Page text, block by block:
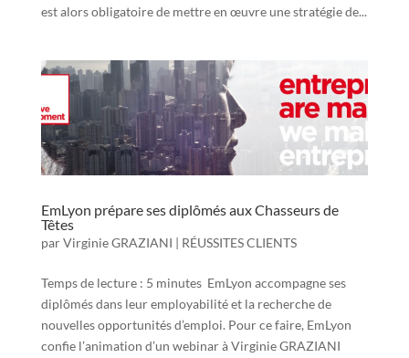
est alors obligatoire de mettre en œuvre une stratégie de...
EmLyon prépare ses diplômés aux Chasseurs de
Têtes
parVirginie GRAZIANI | RÉUSSITES CLIENTS
Temps de lecture : 5 minutes EmLyon accompagne ses
diplômés dans leur employabilité et la recherche de
nouvelles opportunités d’emploi. Pour ce faire, EmLyon
confie l’animation d’un webinar à Virginie GRAZIANI